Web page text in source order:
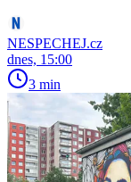
NESPECHEJ.cz
dnes, 15:00
3 min